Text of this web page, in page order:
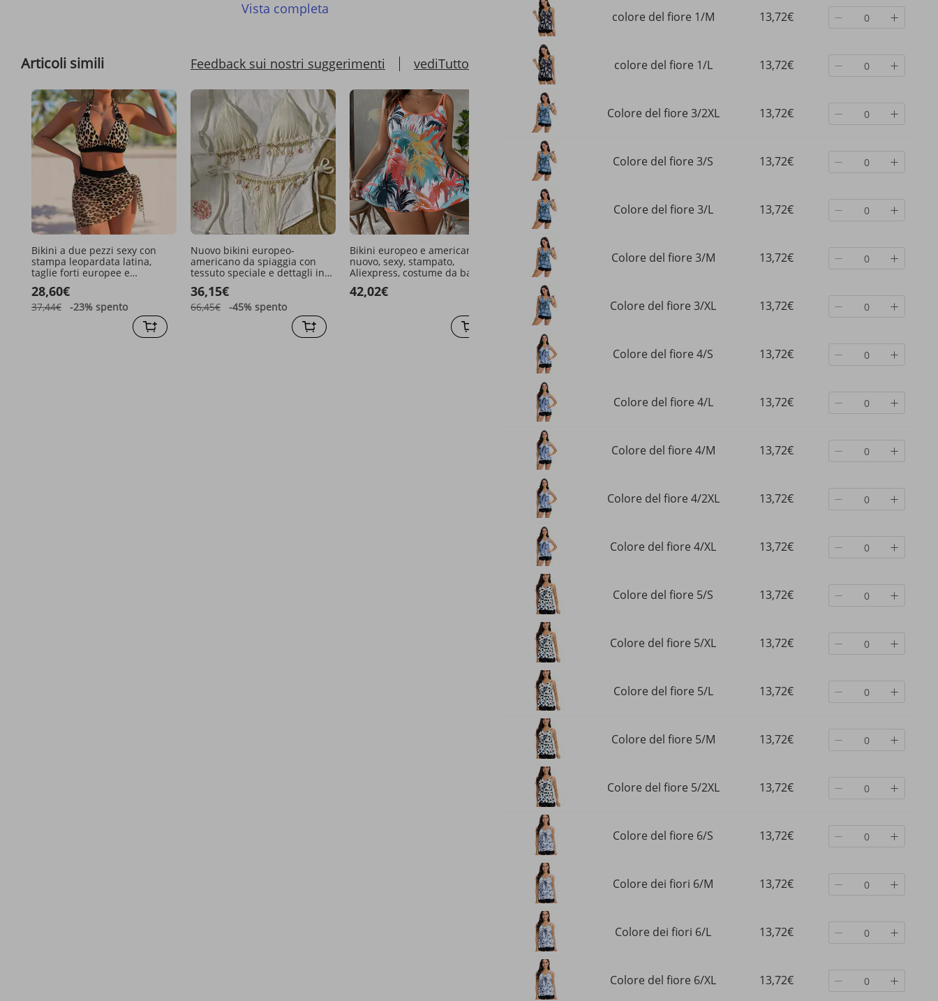
Vista completa
Articoli simili Feedback sui nostri suggerimenti vediTutto
Bikini a due pezzi sexy con
stampa leopardata latina,
taglie forti europee e
americane, da donna, con
scollo all'americana, schiena
scoperta e scollo a V.
28,60€
37,44€ -23% spento
Nuovo bikini europeo-
americano da spiaggia con
tessuto speciale e dettagli in
conchiglia, costume da bagno
sexy per donna, Huludao due
pezzi
36,15€
66,45€ -45% spento
Bikini europeo e americano
nuovo, sexy, stampato,
Aliexpress, costume da bagno
da donna più venduto Tk044
42,02€
Verve New Jennie, costume da
bagno sexy da donna in stile
americano, con bikini scozzese
e petto piccolo, per le vacanze
al mare
27,11€
35,33€ -23%
Costume da bagno bikini tie-
dye con stampa a inchiostro
40,09€ -2%
Verve Nuovo costume
bagno sexy a vita alta
volant per donna con
alta elasticità
26,61€
40,07€ -33%spento
colore del fiore 1/M 13,72€
colore del fiore 1/L 13,72€
Colore del fiore 3/2XL 13,72€
Colore del fiore 3/S 13,72€
Colore del fiore 3/L 13,72€
Colore del fiore 3/M 13,72€
Colore del fiore 3/XL 13,72€
Colore del fiore 4/S 13,72€
Colore del fiore 4/L 13,72€
Colore del fiore 4/M 13,72€
Colore del fiore 4/2XL 13,72€
Colore del fiore 4/XL 13,72€
Colore del fiore 5/S 13,72€
Colore del fiore 5/XL 13,72€
Colore del fiore 5/L 13,72€
Colore del fiore 5/M 13,72€
Colore del fiore 5/2XL 13,72€
Colore del fiore 6/S 13,72€
Colore dei fiori 6/M 13,72€
Colore dei fiori 6/L 13,72€
Colore del fiore 6/XL 13,72€